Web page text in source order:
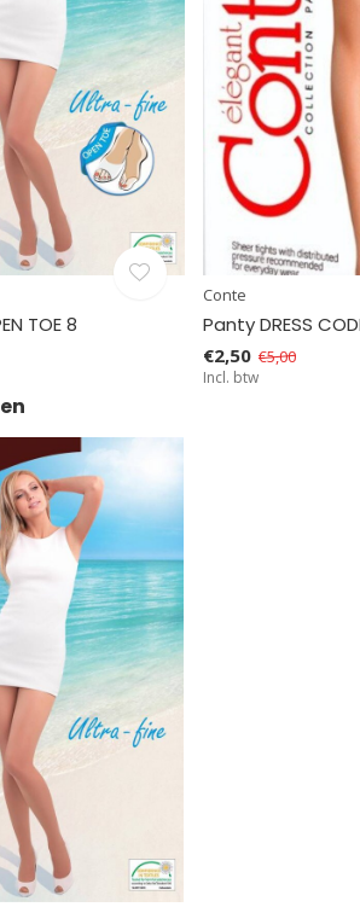
TOE 8
Conte
Panty DRESS
€2,50 €5,00
Incl. btw